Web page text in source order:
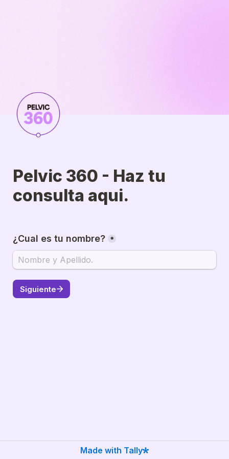
Pelvic 360 - Haz tu
consulta aqui.
¿Cual es tu nombre? *
Siguiente
Made with Tally